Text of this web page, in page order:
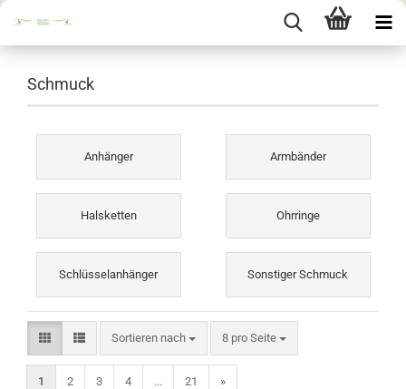
Schmuck
Anhänger Armbänder
Halsketten Ohrringe
Schlüsselanhänger Sonstiger Schmuck
Sortieren nach
Sortieren nach 8 pro Seite
pro Seite
1 2 3 4 ... 21 »